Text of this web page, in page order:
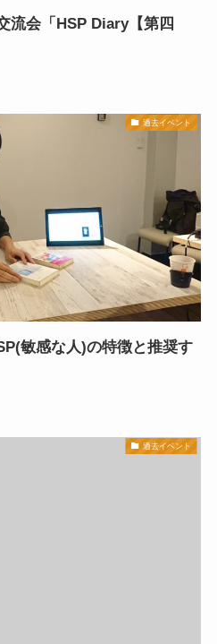
流会「HSP Diary【第四
過去イベント
敏感な人)の特徴と推奨す
過去イベント